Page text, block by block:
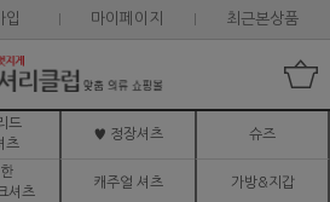
입 마이페이지 최근본상품
드
츠
♥ 정장셔츠 슈즈
셔츠
캐주얼 셔츠 가방&지갑